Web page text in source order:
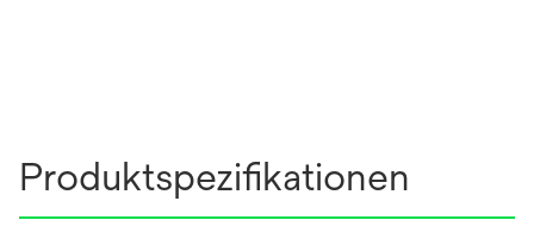
Produktspezifikationen